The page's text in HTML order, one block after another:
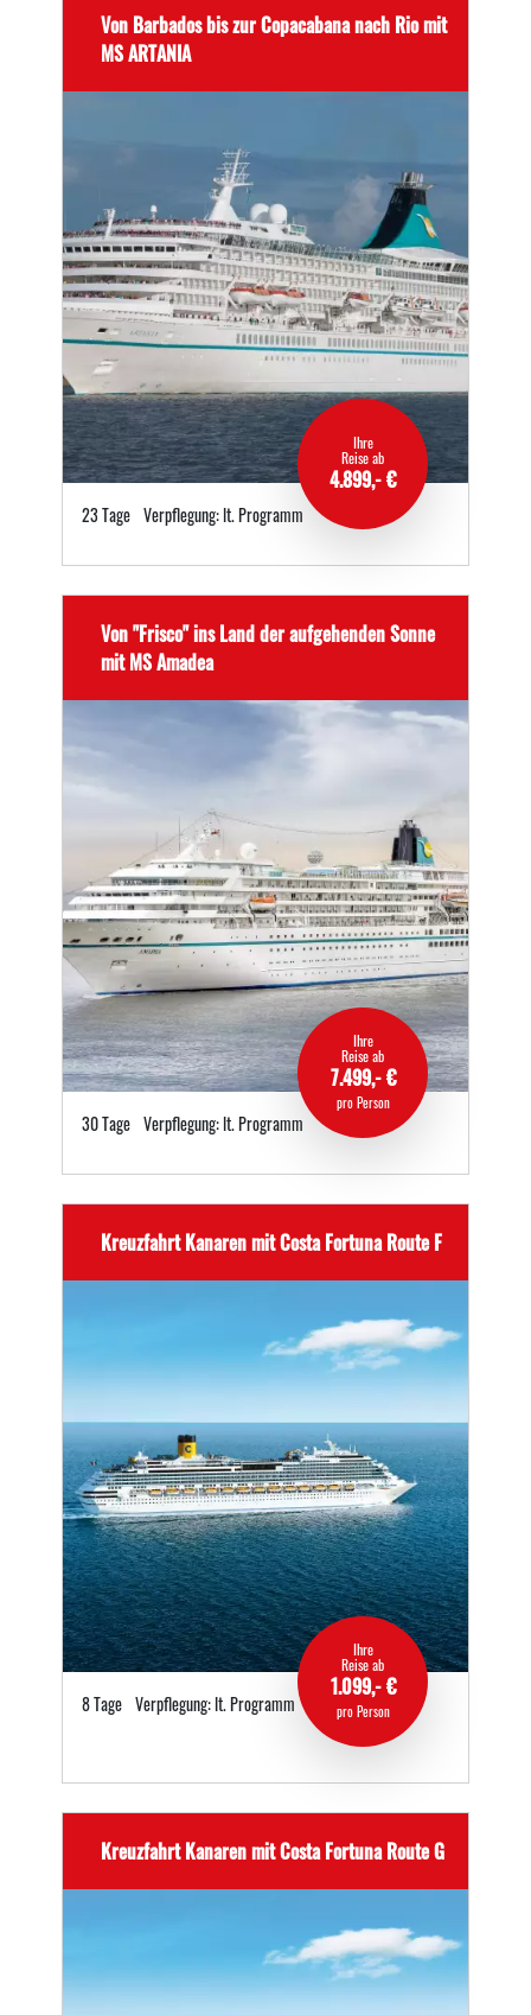
Von Barbados bis zur Copacabana nach Rio mit
MS ARTANIA
Ihre
Reise ab
4.899,- €
23 Tage Verpflegung: lt. Programm
Von "Frisco" ins Land der aufgehenden Sonne
mit MS Amadea
Ihre
Reise ab
7.499,- €
pro Person
30 Tage Verpflegung: lt. Programm
Kreuzfahrt Kanaren mit Costa Fortuna Route F
Ihre
Reise ab
1.099,- €
pro Person
8 Tage Verpflegung: lt. Programm
Kreuzfahrt Kanaren mit Costa Fortuna Route G